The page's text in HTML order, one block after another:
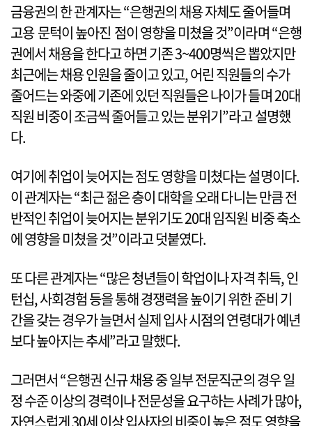
금융권의 한 관계자는 “은행권의 채용 자체도 줄어들며
고용 문턱이 높아진 점이 영향을 미쳤을 것”이라며 “은행
권에서 채용을 한다고 하면 기존 3~400명씩은 뽑았지만
최근에는 채용 인원을 줄이고 있고, 어린 직원들의 수가
줄어드는 와중에 기존에 있던 직원들은 나이가 들며 20대
직원 비중이 조금씩 줄어들고 있는 분위기”라고 설명했
다.
여기에 취업이 늦어지는 점도 영향을 미쳤다는 설명이다.
이 관계자는 “최근 젊은 층이 대학을 오래 다니는 만큼 전
반적인 취업이 늦어지는 분위기도 20대 임직원 비중 축소
에 영향을 미쳤을 것”이라고 덧붙였다.
또 다른 관계자는 “많은 청년들이 학업이나 자격 취득, 인
턴십, 사회경험 등을 통해 경쟁력을 높이기 위한 준비 기
간을 갖는 경우가 늘면서 실제 입사 시점의 연령대가 예년
보다 높아지는 추세”라고 말했다.
그러면서 “은행권 신규 채용 중 일부 전문직군의 경우 일
정 수준 이상의 경력이나 전문성을 요구하는 사례가 많아,
자연스럽게 30세 이상 입사자의 비중이 높은 점도 영향을